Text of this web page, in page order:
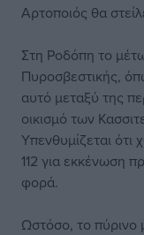
Αρτοποιός θα
Στη Ροδόπη το
Πυροσβεστικής,
αυτό μεταξύ της
οικισμό των
Υπενθυμίζεται
112 για εκκένωση
φορά.
Ωστόσο, το πύρινο